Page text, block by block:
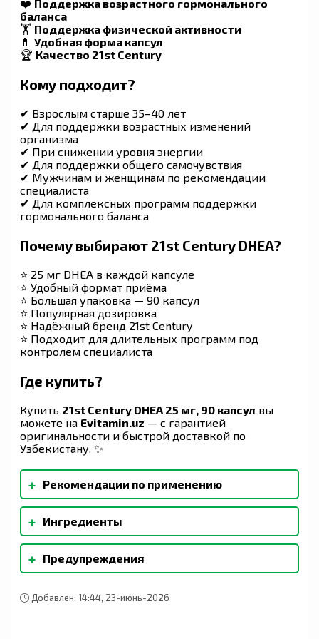
❤️ Поддержка возрастного гормонального
баланса
🏋️ Поддержка физической активности
💊 Удобная форма капсул
🏆 Качество 21st Century
Кому подходит?
✔ Взрослым старше 35–40 лет
✔ Для поддержки возрастных изменений
организма
✔ При снижении уровня энергии
✔ Для поддержки общего самочувствия
✔ Мужчинам и женщинам по рекомендации
специалиста
✔ Для комплексных программ поддержки
гормонального баланса
Почему выбирают 21st Century DHEA?
⭐ 25 мг DHEA в каждой капсуле
⭐ Удобный формат приёма
⭐ Большая упаковка — 90 капсул
⭐ Популярная дозировка
⭐ Надёжный бренд 21st Century
⭐ Подходит для длительных программ под
контролем специалиста
Где купить?
Купить 21st Century DHEA 25 мг, 90 капсул вы
можете на Evitamin.uz — с гарантией
оригинальности и быстрой доставкой по
Узбекистану. ✨
+ Рекомендации по применению
В качестве пищевой добавки взрослым
принимать по одной (1) капсуле дважды в день
(1 утром и 1 раз в день) во время любого
приема пищи или в соответствии с
рекомендациями врача. Не превышайте
рекомендуемую дозировку. Результаты
организма.
+ Ингредиенты
Овсяная клетчатка, желатина, целлюлоза,
стеарат магния, силикат магния, диоксид
кремния. Содержит менее 2% таких
добавленного сахара, соли, дрожжей,
+ Предупреждения
младше 18 лет. Перед началом применения во
Добавлен: 14:44, 23-июнь-2026